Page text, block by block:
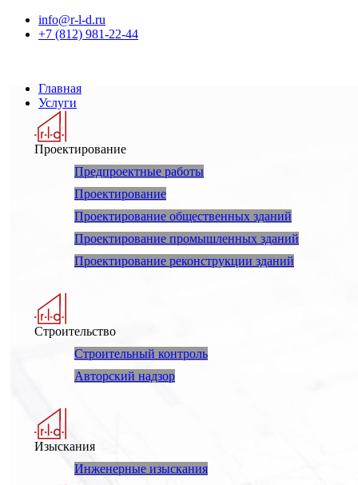
info@r-l-d.ru
+7 (812) 981-22-44
Главная
Услуги
Проектирование
Предпроектные работы
Проектирование
Проектирование общественных зданий
Проектирование промышленных зданий
Проектирование реконструкции зданий
Строительство
Строительный контроль
Авторский надзор
Изыскания
Инженерные изыскания